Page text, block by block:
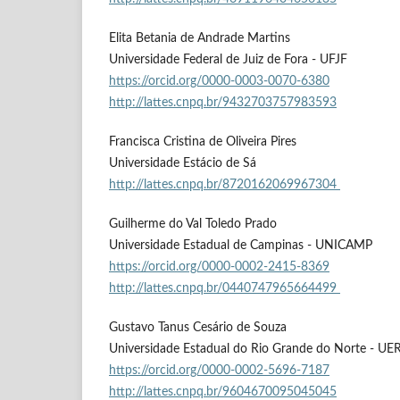
Elita Betania de Andrade Martins
Universidade Federal de Juiz de Fora - UFJF
https://orcid.org/0000-0003-0070-6380
http://lattes.cnpq.br/9432703757983593
Francisca Cristina de Oliveira Pires
Universidade Estácio de Sá
http://lattes.cnpq.br/8720162069967304
Guilherme do Val Toledo Prado
Universidade Estadual de Campinas - UNICAMP
https://orcid.org/0000-0002-2415-8369
http://lattes.cnpq.br/0440747965664499
Gustavo Tanus Cesário de Souza
Universidade Estadual do Rio Grande do Norte -
https://orcid.org/0000-0002-5696-7187
http://lattes.cnpq.br/9604670095045045